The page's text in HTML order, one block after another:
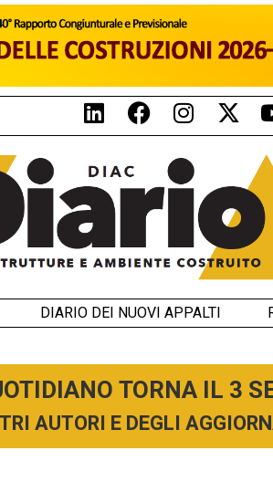
DIARIO DEI NUOVI APPALTI
TORNA IL 3
AUTORI E DEGLI